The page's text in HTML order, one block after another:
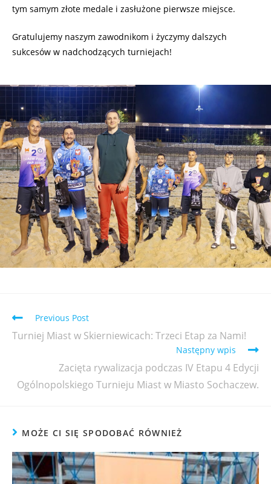
tym samym złote medale i zasłużone pierwsze miejsce.
Gratulujemy naszym zawodnikom i życzymy dalszych
sukcesów w nadchodzących turniejach!
Previous Post
Turniej Miast w Skierniewicach: Trzeci Etap za Nami!
Następny wpis
Zacięta rywalizacja podczas IV Etapu 4 Edycji
Ogólnopolskiego Turnieju Miast w Miasto Sochaczew.
MOŻE CI SIĘ SPODOBAĆ RÓWNIEŻ